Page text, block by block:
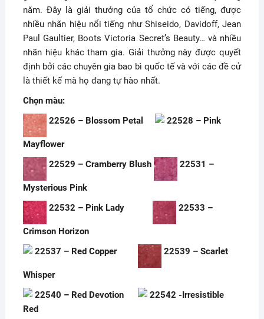
năm. Đây là giải thưởng của tổ chức có tiếng, được
nhiều nhãn hiệu nổi tiếng như Shiseido, Davidoff, Jean
Paul Gaultier, Boots Victoria Secret’s Beauty… và nhiều
nhãn hiệu khác tham gia. Giải thưởng này được quyết
định bởi các chuyên gia bao bì quốc tế và với các đề cử
là thiết kế mà họ đang tự hào nhất.
Chọn màu:
22526 – Blossom Petal
22528 – Pink
Mayflower
22529 – Cramberry Blush
22531 –
Mysterious Pink
22532 – Pink Lady
22533 –
Crimson Horizon
22537 – Red Copper
22539 – Scarlet
Whisper
22540 – Red Devotion
22542 -Irresistible
Red